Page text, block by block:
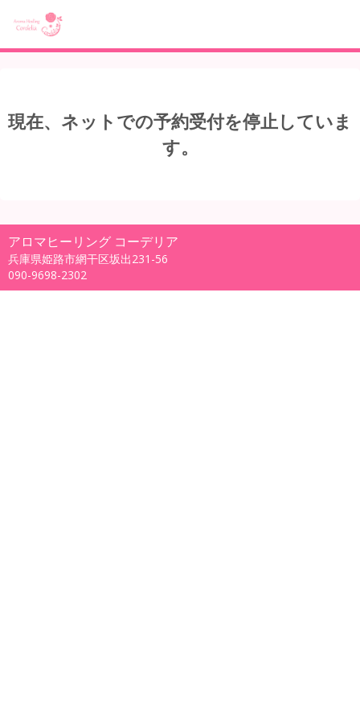
現在、ネットでの予約受付を停止していま
す。
アロマヒーリング コーデリア
兵庫県姫路市網干区坂出231-56
090-9698-2302